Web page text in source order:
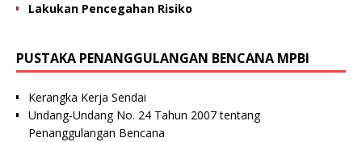
Lakukan Pencegahan Risiko
PUSTAKA PENANGGULANGAN BENCANA MPBI
Kerangka Kerja Sendai
Undang-Undang No. 24 Tahun 2007 tentang
Penanggulangan Bencana